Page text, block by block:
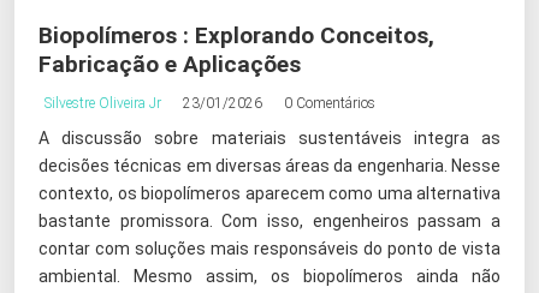
Biopolímeros : Explorando Conceitos,
Fabricação e Aplicações
Silvestre Oliveira Jr 23/01/2026 0 Comentários
A discussão sobre materiais sustentáveis integra as
decisões técnicas em diversas áreas da engenharia. Nesse
contexto, os biopolímeros aparecem como uma alternativa
bastante promissora. Com isso, engenheiros passam a
contar com soluções mais responsáveis do ponto de vista
ambiental. Mesmo assim, os biopolímeros ainda não